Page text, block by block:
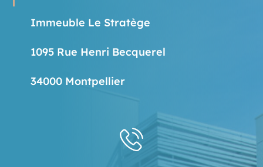
Immeuble Le Stratège
1095 Rue Henri Becquerel
34000 Montpellier